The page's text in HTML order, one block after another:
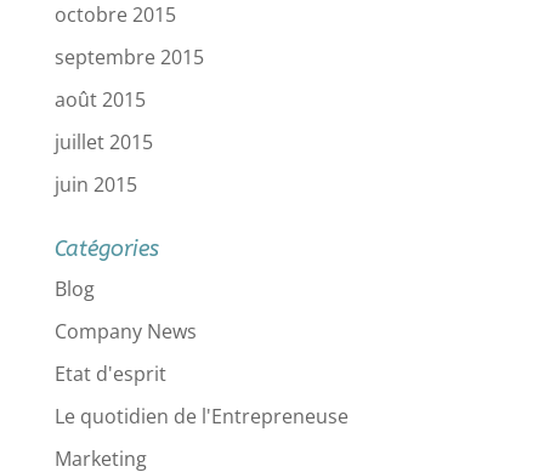
octobre 2015
septembre 2015
août 2015
juillet 2015
juin 2015
Catégories
Blog
Company News
Etat d'esprit
Le quotidien de l'Entrepreneuse
Marketing